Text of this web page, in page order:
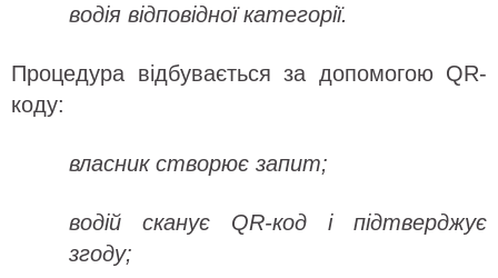
водія відповідної категорії.
Процедура відбувається за допомогою QR-
коду:
власник створює запит;
водій сканує QR-код і підтверджує
згоду;